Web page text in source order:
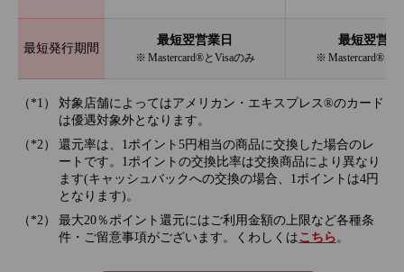
最短発行期間
最短翌営業日
※ Mastercard®とVisaのみ
最短翌営業
※ Mastercard®と
対象店舗によってはアメリカン・エキスプレス®のカード
は優遇対象外となります。
還元率は、1ポイント5円相当の商品に交換した場合のレ
ートです。1ポイントの交換比率は交換商品により異なり
ます(キャッシュバックへの交換の場合、1ポイントは4円
となります)。
最大20％ポイント還元にはご利用金額の上限など各種条
件・ご留意事項がございます。くわしくはこちら 。